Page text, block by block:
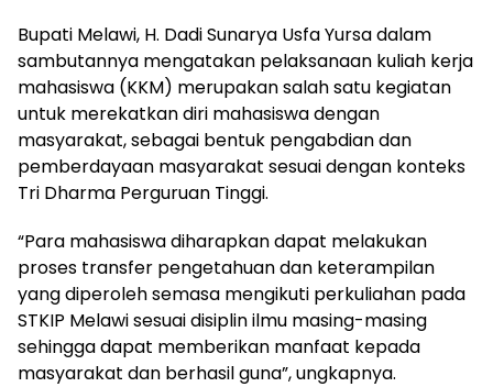
Bupati Melawi, H. Dadi Sunarya Usfa Yursa dalam
sambutannya mengatakan pelaksanaan kuliah kerja
mahasiswa (KKM) merupakan salah satu kegiatan
untuk merekatkan diri mahasiswa dengan
masyarakat, sebagai bentuk pengabdian dan
pemberdayaan masyarakat sesuai dengan konteks
Tri Dharma Perguruan Tinggi.
“Para mahasiswa diharapkan dapat melakukan
proses transfer pengetahuan dan keterampilan
yang diperoleh semasa mengikuti perkuliahan pada
STKIP Melawi sesuai disiplin ilmu masing-masing
sehingga dapat memberikan manfaat kepada
masyarakat dan berhasil guna”, ungkapnya.